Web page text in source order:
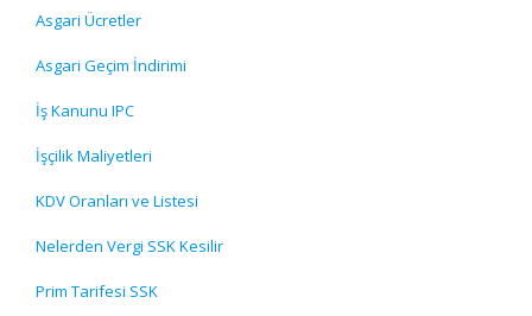
Asgari Ücretler
Asgari Geçim İndirimi
İş Kanunu IPC
İşçilik Maliyetleri
KDV Oranları ve Listesi
Nelerden Vergi SSK Kesilir
Prim Tarifesi SSK